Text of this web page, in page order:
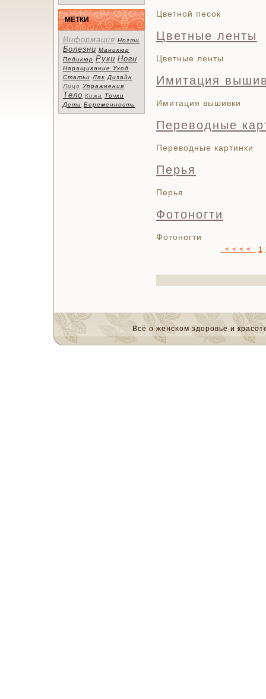
МЕТКИ
Информация Ногти
Болезни Маникюр
Педикюр Руки Ноги
Наращивание Уход
Статьи Лак Дизайн
Лицо Упражнения
Тело Кожа
Точки
Дети Беременность
Цветной песок
Цветные ленты
Цветные ленты
Имитация
Имитация вышивки
Переводные
Переводные картинки
Перья
Перья
Фотоногти
Фотоногти
< < < < 1
Всё о женсκом здоровье и